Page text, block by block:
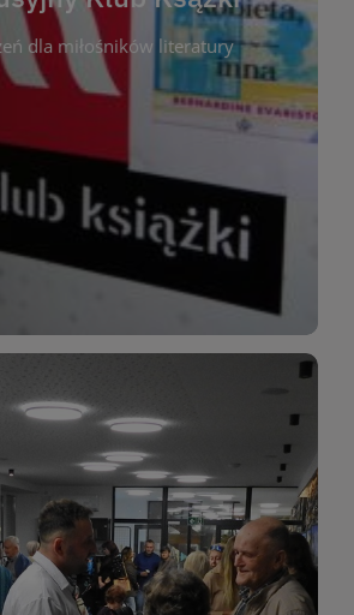
dla miłośników literatury
Klub Ksążki
Klub Książki to przestrzeń dla
literatury, którzy lubią dzielić się
po lekturze. Spotykamy się
rozmawiać o wybranych tytułach z
literackich. Każde spotkanie to
inspirującej dyskusji, wymiany
z kulturą i sztuką w przestrzeni
zapraszamy wszystkich
estetycznych doznań!
WIĘCEJ